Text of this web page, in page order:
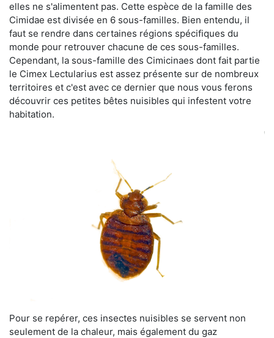
elles ne s'alimentent pas. Cette espèce de la famille des
Cimidae est divisée en 6 sous-familles. Bien entendu, il
faut se rendre dans certaines régions spécifiques du
monde pour retrouver chacune de ces sous-familles.
Cependant, la sous-famille des Cimicinaes dont fait partie
le Cimex Lectularius est assez présente sur de nombreux
territoires et c'est avec ce dernier que nous vous ferons
découvrir ces petites bêtes nuisibles qui infestent votre
habitation.
Pour se repérer, ces insectes nuisibles se servent non
seulement de la chaleur, mais également du gaz